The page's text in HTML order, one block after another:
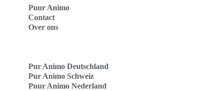
Puur Animo
Contact
Over ons
Pur Animo Deutschland
Pur Animo Schweiz
Puur Animo Nederland